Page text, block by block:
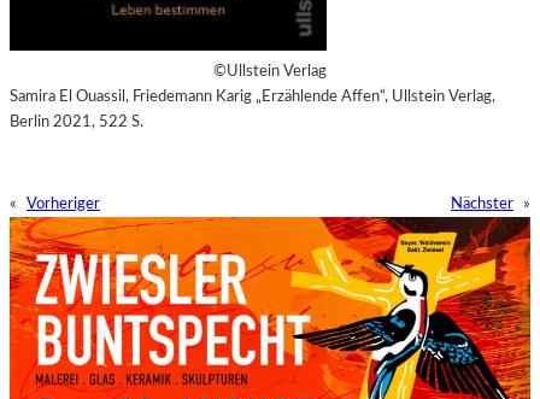
©Ullstein Verlag
Samira El Ouassil, Friedemann Karig „Erzählende Affen“, Ullstein Verlag,
Berlin 2021, 522 S.
« Vorheriger Nächster »